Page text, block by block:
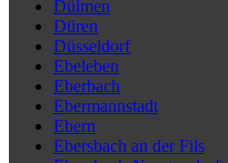
Dülmen
Düren
Düsseldorf
Ebeleben
Eberbach
Ebermannstadt
Ebern
Ebersbach an der Fils